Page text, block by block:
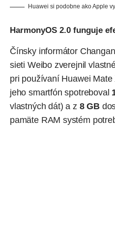
Huawei si podobne ako Apple
HarmonyOS 2.0 funguje
Čínsky informátor
sieti Weibo zverejnil
pri používaní Huawei
jeho smartfón spotreboval
vlastných dát) a z 8 GB
pamäte RAM systém